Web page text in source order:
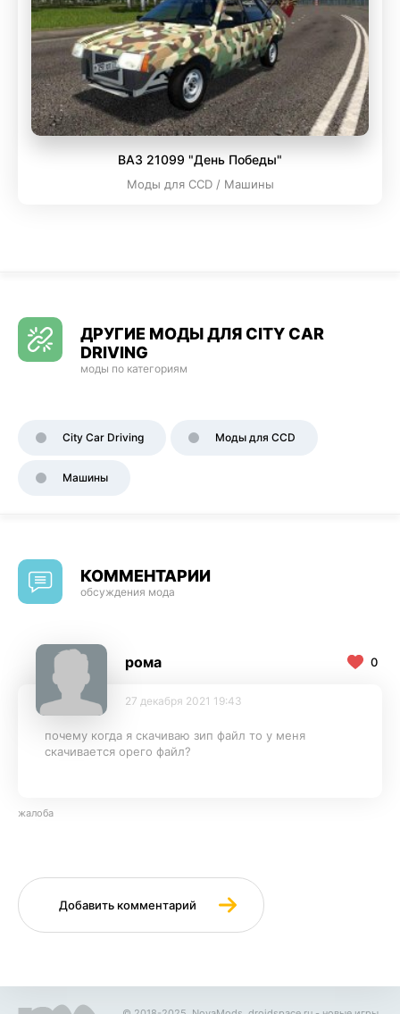
ВАЗ 21099 "День Победы"
Моды для CCD / Машины
ДРУГИЕ МОДЫ ДЛЯ CITY CAR
DRIVING
моды по категориям
City Car Driving Моды для CCD
Машины
КОММЕНТАРИИ
обсуждения мода
рома 0
27 декабря 2021 19:43
почему когда я скачиваю зип файл то у меня
скачивается орего файл?
жалоба
Добавить комментарий